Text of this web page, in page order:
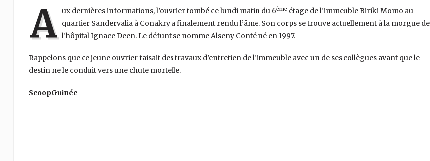
A ux dernières informations, l’ouvrier tombé ce lundi matin du 6ème étage de l’immeuble Biriki Momo au
quartier Sandervalia à Conakry a finalement rendu l’âme. Son corps se trouve actuellement à la morgue de
l’hôpital Ignace Deen. Le défunt se nomme Alseny Conté né en 1997.
Rappelons que ce jeune ouvrier faisait des travaux d’entretien de l’immeuble avec un de ses collègues avant que le
destin ne le conduit vers une chute mortelle.
ScoopGuinée